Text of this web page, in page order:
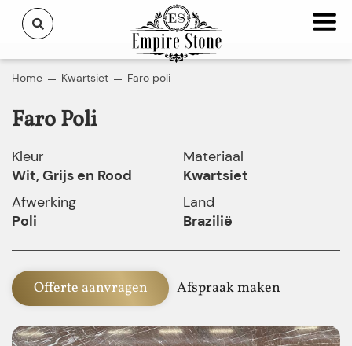
Home Kwartsiet Faro poli
Faro Poli
Kleur
Wit, Grijs en Rood
Afwerking
Poli
Materiaal
Kwartsiet
Land
Brazilië
Offerte aanvragen Afspraak maken